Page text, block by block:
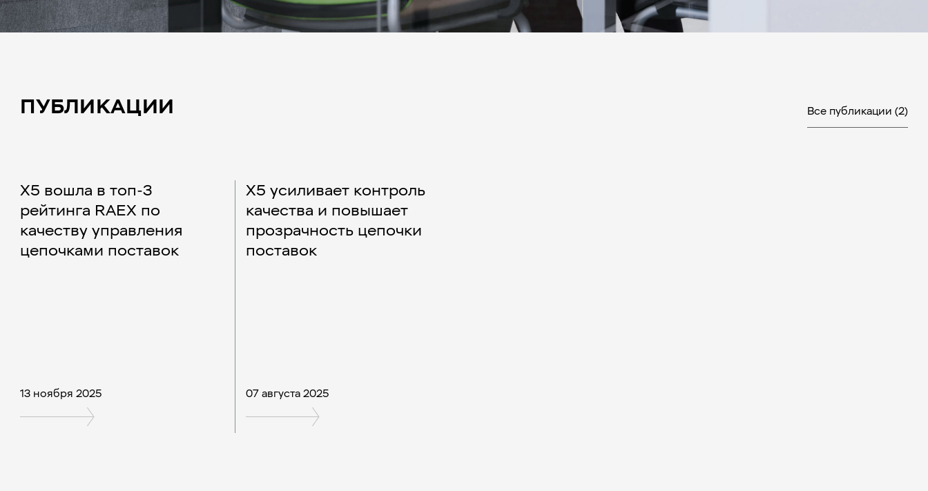
ПУБЛИКАЦИИ Все публикации (2)
X5 вошла в топ-3
рейтинга RAEX по
качеству управления
цепочками поставок
13 ноября 2025
Х5 усиливает контроль
качества и повышает
прозрачность цепочки
поставок
07 августа 2025